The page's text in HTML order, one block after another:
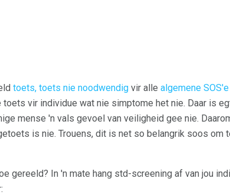
toets, toets nie noodwendig vir alle algemene
toets vir individue wat nie simptome het nie. Daar is
mense 'n vals gevoel van veiligheid gee nie.
is nie. Trouens, dit is net so belangrik soos om
gereeld? In 'n mate hang std-screening af van jou